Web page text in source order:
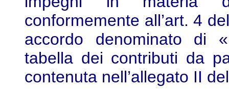
conformemente all’art. 4
accordo denominato di
tabella dei contributi da
contenuta nell’allegato II